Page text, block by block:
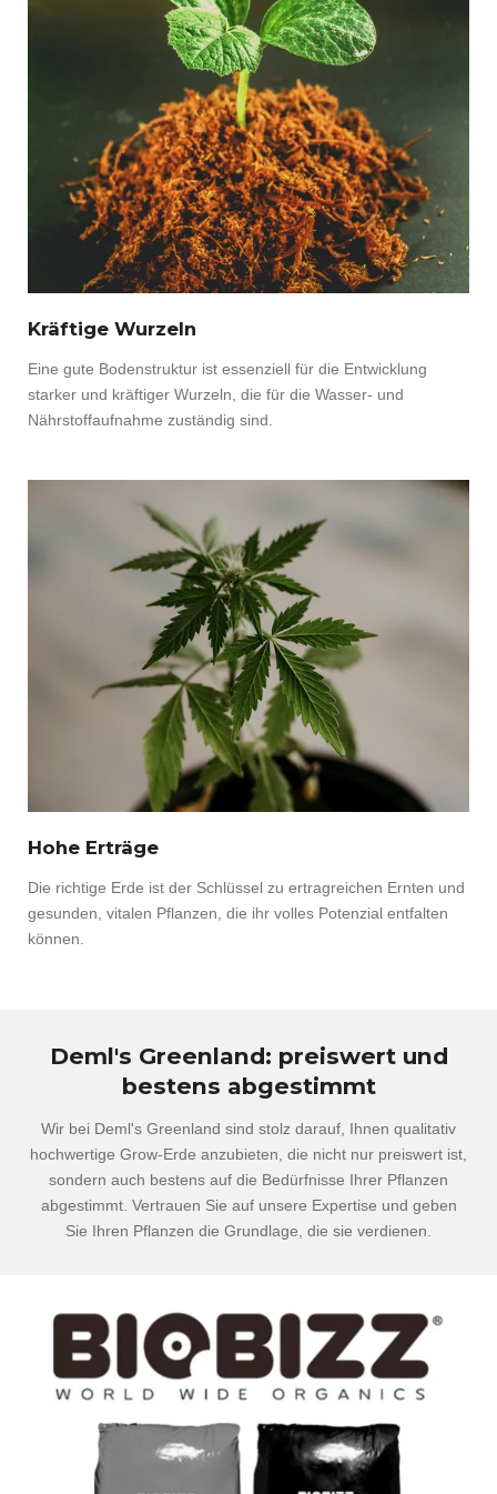
Kräftige Wurzeln
Eine gute Bodenstruktur ist essenziell für die Entwicklung
starker und kräftiger Wurzeln, die für die Wasser- und
Nährstoffaufnahme zuständig sind.
Hohe Erträge
Die richtige Erde ist der Schlüssel zu ertragreichen Ernten und
gesunden, vitalen Pflanzen, die ihr volles Potenzial entfalten
können.
Deml's Greenland: preiswert und
bestens abgestimmt
Wir bei Deml's Greenland sind stolz darauf, Ihnen qualitativ
hochwertige Grow-Erde anzubieten, die nicht nur preiswert ist,
sondern auch bestens auf die Bedürfnisse Ihrer Pflanzen
abgestimmt. Vertrauen Sie auf unsere Expertise und geben
Sie Ihren Pflanzen die Grundlage, die sie verdienen.